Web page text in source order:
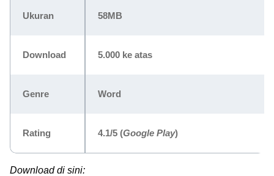
Ukuran 58MB
Download 5.000 ke atas
Genre Word
Rating 4.1/5 (Google Play)
Download di sini: